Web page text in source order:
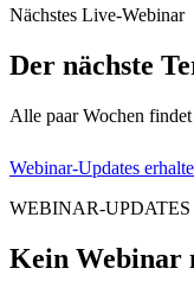
Nächstes Live-Webinar
Der nächste
Alle paar Wochen
Webinar-Updates
WEBINAR-UPDATES
Kein Webinar